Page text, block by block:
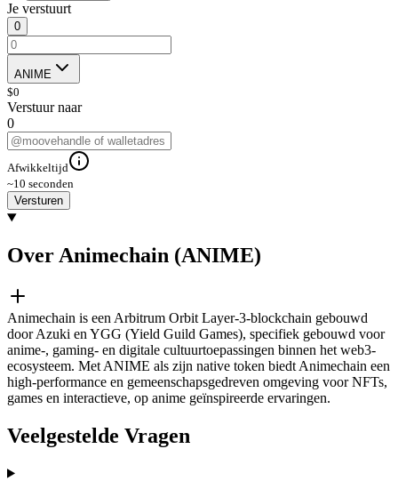
Je verstuurt
0
ANIME
$0
Verstuur naar
0
Afwikkeltijd
~10 seconden
Versturen
Over Animechain (ANIME)
Animechain is een Arbitrum Orbit Layer-3-blockchain gebouwd
door Azuki en YGG (Yield Guild Games), specifiek gebouwd voor
anime-, gaming- en digitale cultuurtoepassingen binnen het web3-
ecosysteem. Met ANIME als zijn native token biedt Animechain een
high-performance en gemeenschapsgedreven omgeving voor NFTs,
games en interactieve, op anime geïnspireerde ervaringen.
Veelgestelde Vragen